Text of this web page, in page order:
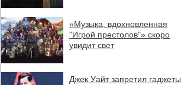
«Музыка, вдохновленная
"Игрой престолов"» скоро
увидит свет
Джек Уайт запретил гаджеты